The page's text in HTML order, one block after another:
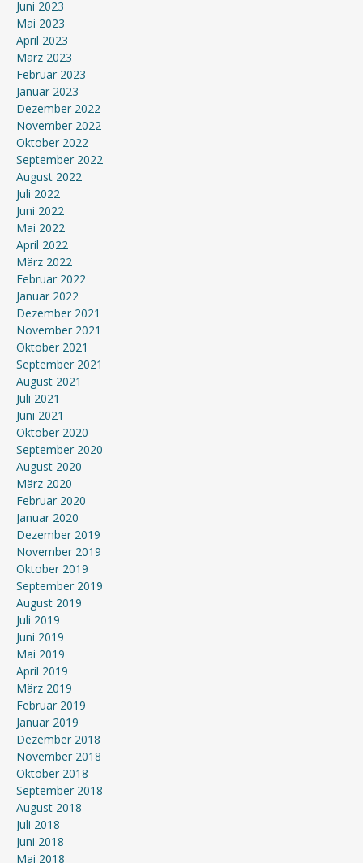
Juni 2023
Mai 2023
April 2023
März 2023
Februar 2023
Januar 2023
Dezember 2022
November 2022
Oktober 2022
September 2022
August 2022
Juli 2022
Juni 2022
Mai 2022
April 2022
März 2022
Februar 2022
Januar 2022
Dezember 2021
November 2021
Oktober 2021
September 2021
August 2021
Juli 2021
Juni 2021
Oktober 2020
September 2020
August 2020
März 2020
Februar 2020
Januar 2020
Dezember 2019
November 2019
Oktober 2019
September 2019
August 2019
Juli 2019
Juni 2019
Mai 2019
April 2019
März 2019
Februar 2019
Januar 2019
Dezember 2018
November 2018
Oktober 2018
September 2018
August 2018
Juli 2018
Juni 2018
Mai 2018